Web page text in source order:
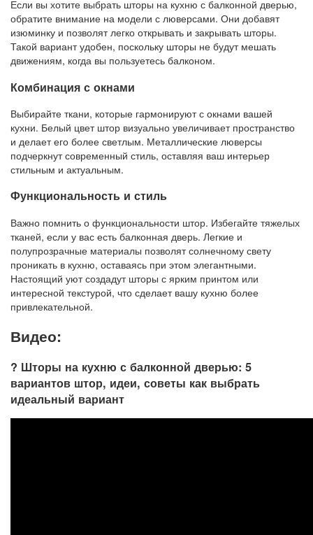
Если вы хотите выбрать шторы на кухню с балконной дверью,
обратите внимание на модели с люверсами. Они добавят
изюминку и позволят легко открывать и закрывать шторы.
Такой вариант удобен, поскольку шторы не будут мешать
движениям, когда вы пользуетесь балконом.
Комбинация с окнами
Выбирайте ткани, которые гармонируют с окнами вашей
кухни. Белый цвет штор визуально увеличивает пространство
и делает его более светлым. Металлические люверсы
подчеркнут современный стиль, оставляя ваш интерьер
стильным и актуальным.
Функциональность и стиль
Важно помнить о функциональности штор. Избегайте тяжелых
тканей, если у вас есть балконная дверь. Легкие и
полупрозрачные материалы позволят солнечному свету
проникать в кухню, оставаясь при этом элегантными.
Настоящий уют создадут шторы с ярким принтом или
интересной текстурой, что сделает вашу кухню более
привлекательной.
Видео:
? Шторы на кухню с балконной дверью: 5
вариантов штор, идеи, советы как выбрать
идеальный вариант